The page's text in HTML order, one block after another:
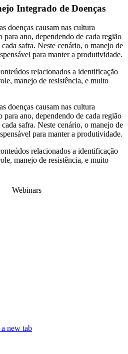
Integrado de Doenças
doenças causam nas cultura
ano, dependendo de cada região
safra. Neste cenário, o manejo de
para manter a produtividade.
relacionados a identificação
manejo de resistência, e muito
doenças causam nas cultura
ano, dependendo de cada região
safra. Neste cenário, o manejo de
para manter a produtividade.
relacionados a identificação
manejo de resistência, e muito
Webinars
new tab